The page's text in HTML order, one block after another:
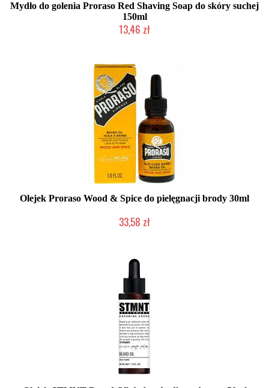
Mydło do golenia Proraso Red Shaving Soap do skóry suchej
150ml
13,46 zł
Olejek Proraso Wood & Spice do pielęgnacji brody 30ml
33,58 zł